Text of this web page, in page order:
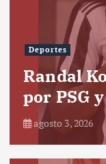
Deportes
Randal
por PSG
agosto 3, 2026